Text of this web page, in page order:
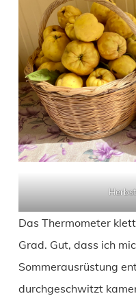
Das Thermometer
Grad. Gut, dass ich
Sommerausrüstung
durchgeschwitzt